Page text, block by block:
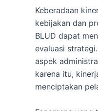
Keberadaan
kebijakan dan
BLUD dapat
evaluasi
aspek
karena itu,
menciptakan